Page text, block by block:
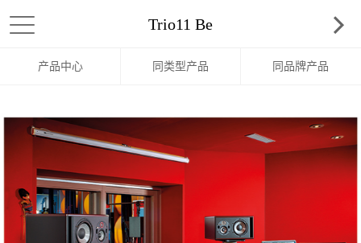
Trio11 Be
产品中心 同类型产品 同品牌产品